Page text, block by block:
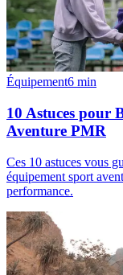
Équipement6 min
10 Astuces pour
Aventure PMR
Ces 10 astuces vous
équipement sport
performance.